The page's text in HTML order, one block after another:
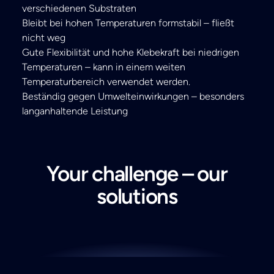
verschiedenen Substraten
Bleibt bei hohen Temperaturen formstabil – fließt
nicht weg
Gute Flexibilität und hohe Klebekraft bei niedrigen
Temperaturen – kann in einem weiten
Temperaturbereich verwendet werden.
Beständig gegen Umwelteinwirkungen – besonders
langanhaltende Leistung
Your challenge – our
solutions